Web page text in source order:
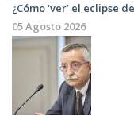
¿Cómo ‘ver’ el eclipse
05 Agosto 2026